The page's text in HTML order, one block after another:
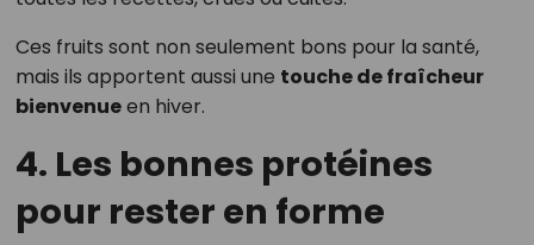
Ces fruits sont non seulement bons pour la santé,
mais ils apportent aussi une touche de fraîcheur
bienvenueen hiver.
4. Les bonnes protéines
pour rester en forme